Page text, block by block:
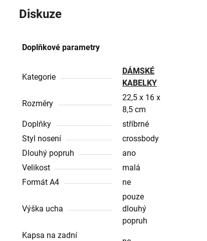
Diskuze
Doplňkové parametry
Kategorie
DÁMSKÉ
KABELKY
Rozměry
22,5 x 16 x
8,5 cm
Doplňky
stříbrné
Styl nosení
crossbody
Dlouhý popruh
ano
Velikost
malá
Formát A4
ne
Výška ucha
pouze
dlouhý
popruh
Kapsa na zadní